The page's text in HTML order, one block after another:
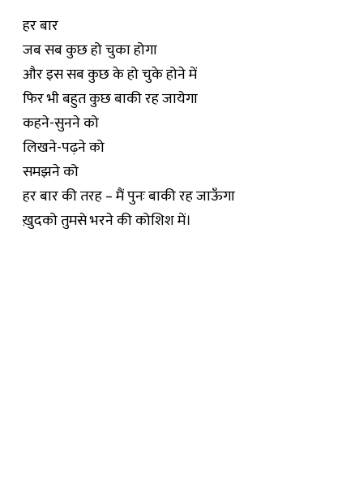
हर बार
जब सब कुछ हो चुका होगा
और इस सब कुछ के हो चुके होने में
फिर भी बहुत कुछ बाकी रह जायेगा
कहने-सुनने को
लिखने-पढ़ने को
समझने को
हर बार की तरह – मैं पुनः बाकी रह जाऊँगा
ख़ुदको तुमसे भरने की कोशिश में।